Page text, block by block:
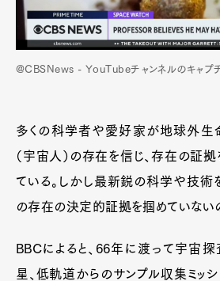
@CBSNews - YouTubeチャンネルのキャプチ
多くの科学者や愛好家が地球外生命
（宇宙人）の存在を信じ、存在の証
ている。しかし最新鋭の科学や技術
の存在の決定的証拠を掴めていない
BBCによると、66年に渡って宇宙
星、低軌道からのサンプル収集ミッ